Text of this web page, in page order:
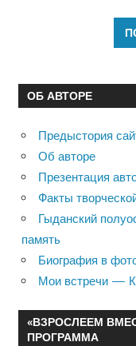
ОБ АВТОРЕ
Предыстория
Об авторе
Презентация
Факты
Гыданский
память
Биография в
Мои встречи —
«ВЗРОСЛЕЕМ
ПРОГРАММА